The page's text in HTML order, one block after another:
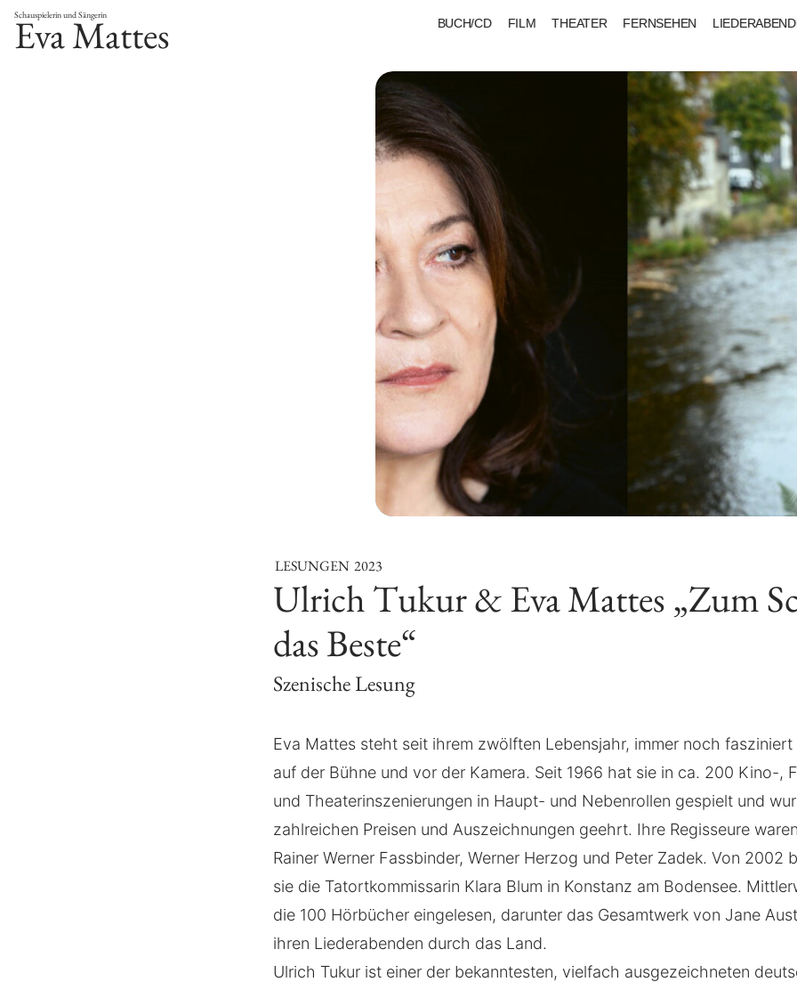
Schauspielerin und Sängerin
Eva Mattes BUCH/CD FILM THEATER FERNSEHEN
LESUNGEN 2023
Ulrich Tukur & Eva Mattes „Zum
das Beste“
Szenische Lesung
Eva Mattes steht seit ihrem zwölften Lebensjahr, immer noch
auf der Bühne und vor der Kamera. Seit 1966 hat sie in ca. 200 Kino-,
und Theaterinszenierungen in Haupt- und Nebenrollen gespielt und
zahlreichen Preisen und Auszeichnungen geehrt. Ihre Regisseure
Rainer Werner Fassbinder, Werner Herzog und Peter Zadek. Von 2002
sie die Tatortkommissarin Klara Blum in Konstanz am Bodensee.
die 100 Hörbücher eingelesen, darunter das Gesamtwerk von Jane
ihren Liederabenden durch das Land.
Ulrich Tukur ist einer der bekanntesten, vielfach ausgezeichneten